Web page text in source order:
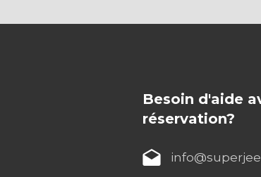
Besoin d'aide
réservation?